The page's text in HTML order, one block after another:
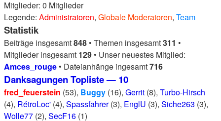
Mitglieder: 0 Mitglieder
Legende: Administratoren, Globale Moderatoren, Team
Statistik
Beiträge insgesamt848 • Themen insgesamt311 •
Mitglieder insgesamt 129 • Unser neuestes Mitglied:
Amces_rouge • Dateianhänge ingesamt716
Danksagungen Topliste — 10
fred_feuerstein (53), Buggy (16), Gerrit (8), Turbo-Hirsch
(4), RétroLoc' (4), Spassfahrer(3), EnglU (3), Siche263 (3),
Wolle77 (2), SecF16 (1)